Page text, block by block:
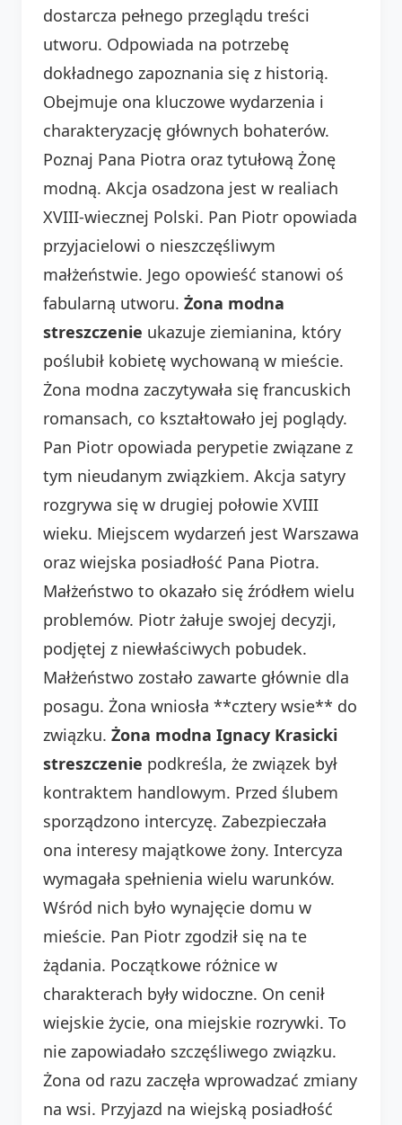
dostarcza pełnego przeglądu treści
utworu. Odpowiada na potrzebę
dokładnego zapoznania się z historią.
Obejmuje ona kluczowe wydarzenia i
charakteryzację głównych bohaterów.
Poznaj Pana Piotra oraz tytułową Żonę
modną. Akcja osadzona jest w realiach
XVIII-wiecznej Polski. Pan Piotr opowiada
przyjacielowi o nieszczęśliwym
małżeństwie. Jego opowieść stanowi oś
fabularną utworu. Żona modna
streszczenie ukazuje ziemianina, który
poślubił kobietę wychowaną w mieście.
Żona modna zaczytywała się francuskich
romansach, co kształtowało jej poglądy.
Pan Piotr opowiada perypetie związane z
tym nieudanym związkiem. Akcja satyry
rozgrywa się w drugiej połowie XVIII
wieku. Miejscem wydarzeń jest Warszawa
oraz wiejska posiadłość Pana Piotra.
Małżeństwo to okazało się źródłem wielu
problemów. Piotr żałuje swojej decyzji,
podjętej z niewłaściwych pobudek.
Małżeństwo zostało zawarte głównie dla
posagu. Żona wniosła **cztery wsie** do
związku. Żona modna Ignacy Krasicki
streszczenie podkreśla, że związek był
kontraktem handlowym. Przed ślubem
sporządzono intercyzę. Zabezpieczała
ona interesy majątkowe żony. Intercyza
wymagała spełnienia wielu warunków.
Wśród nich było wynajęcie domu w
mieście. Pan Piotr zgodził się na te
żądania. Początkowe różnice w
charakterach były widoczne. On cenił
wiejskie życie, ona miejskie rozrywki. To
nie zapowiadało szczęśliwego związku.
Żona od razu zaczęła wprowadzać zmiany
na wsi. Przyjazd na wiejską posiadłość